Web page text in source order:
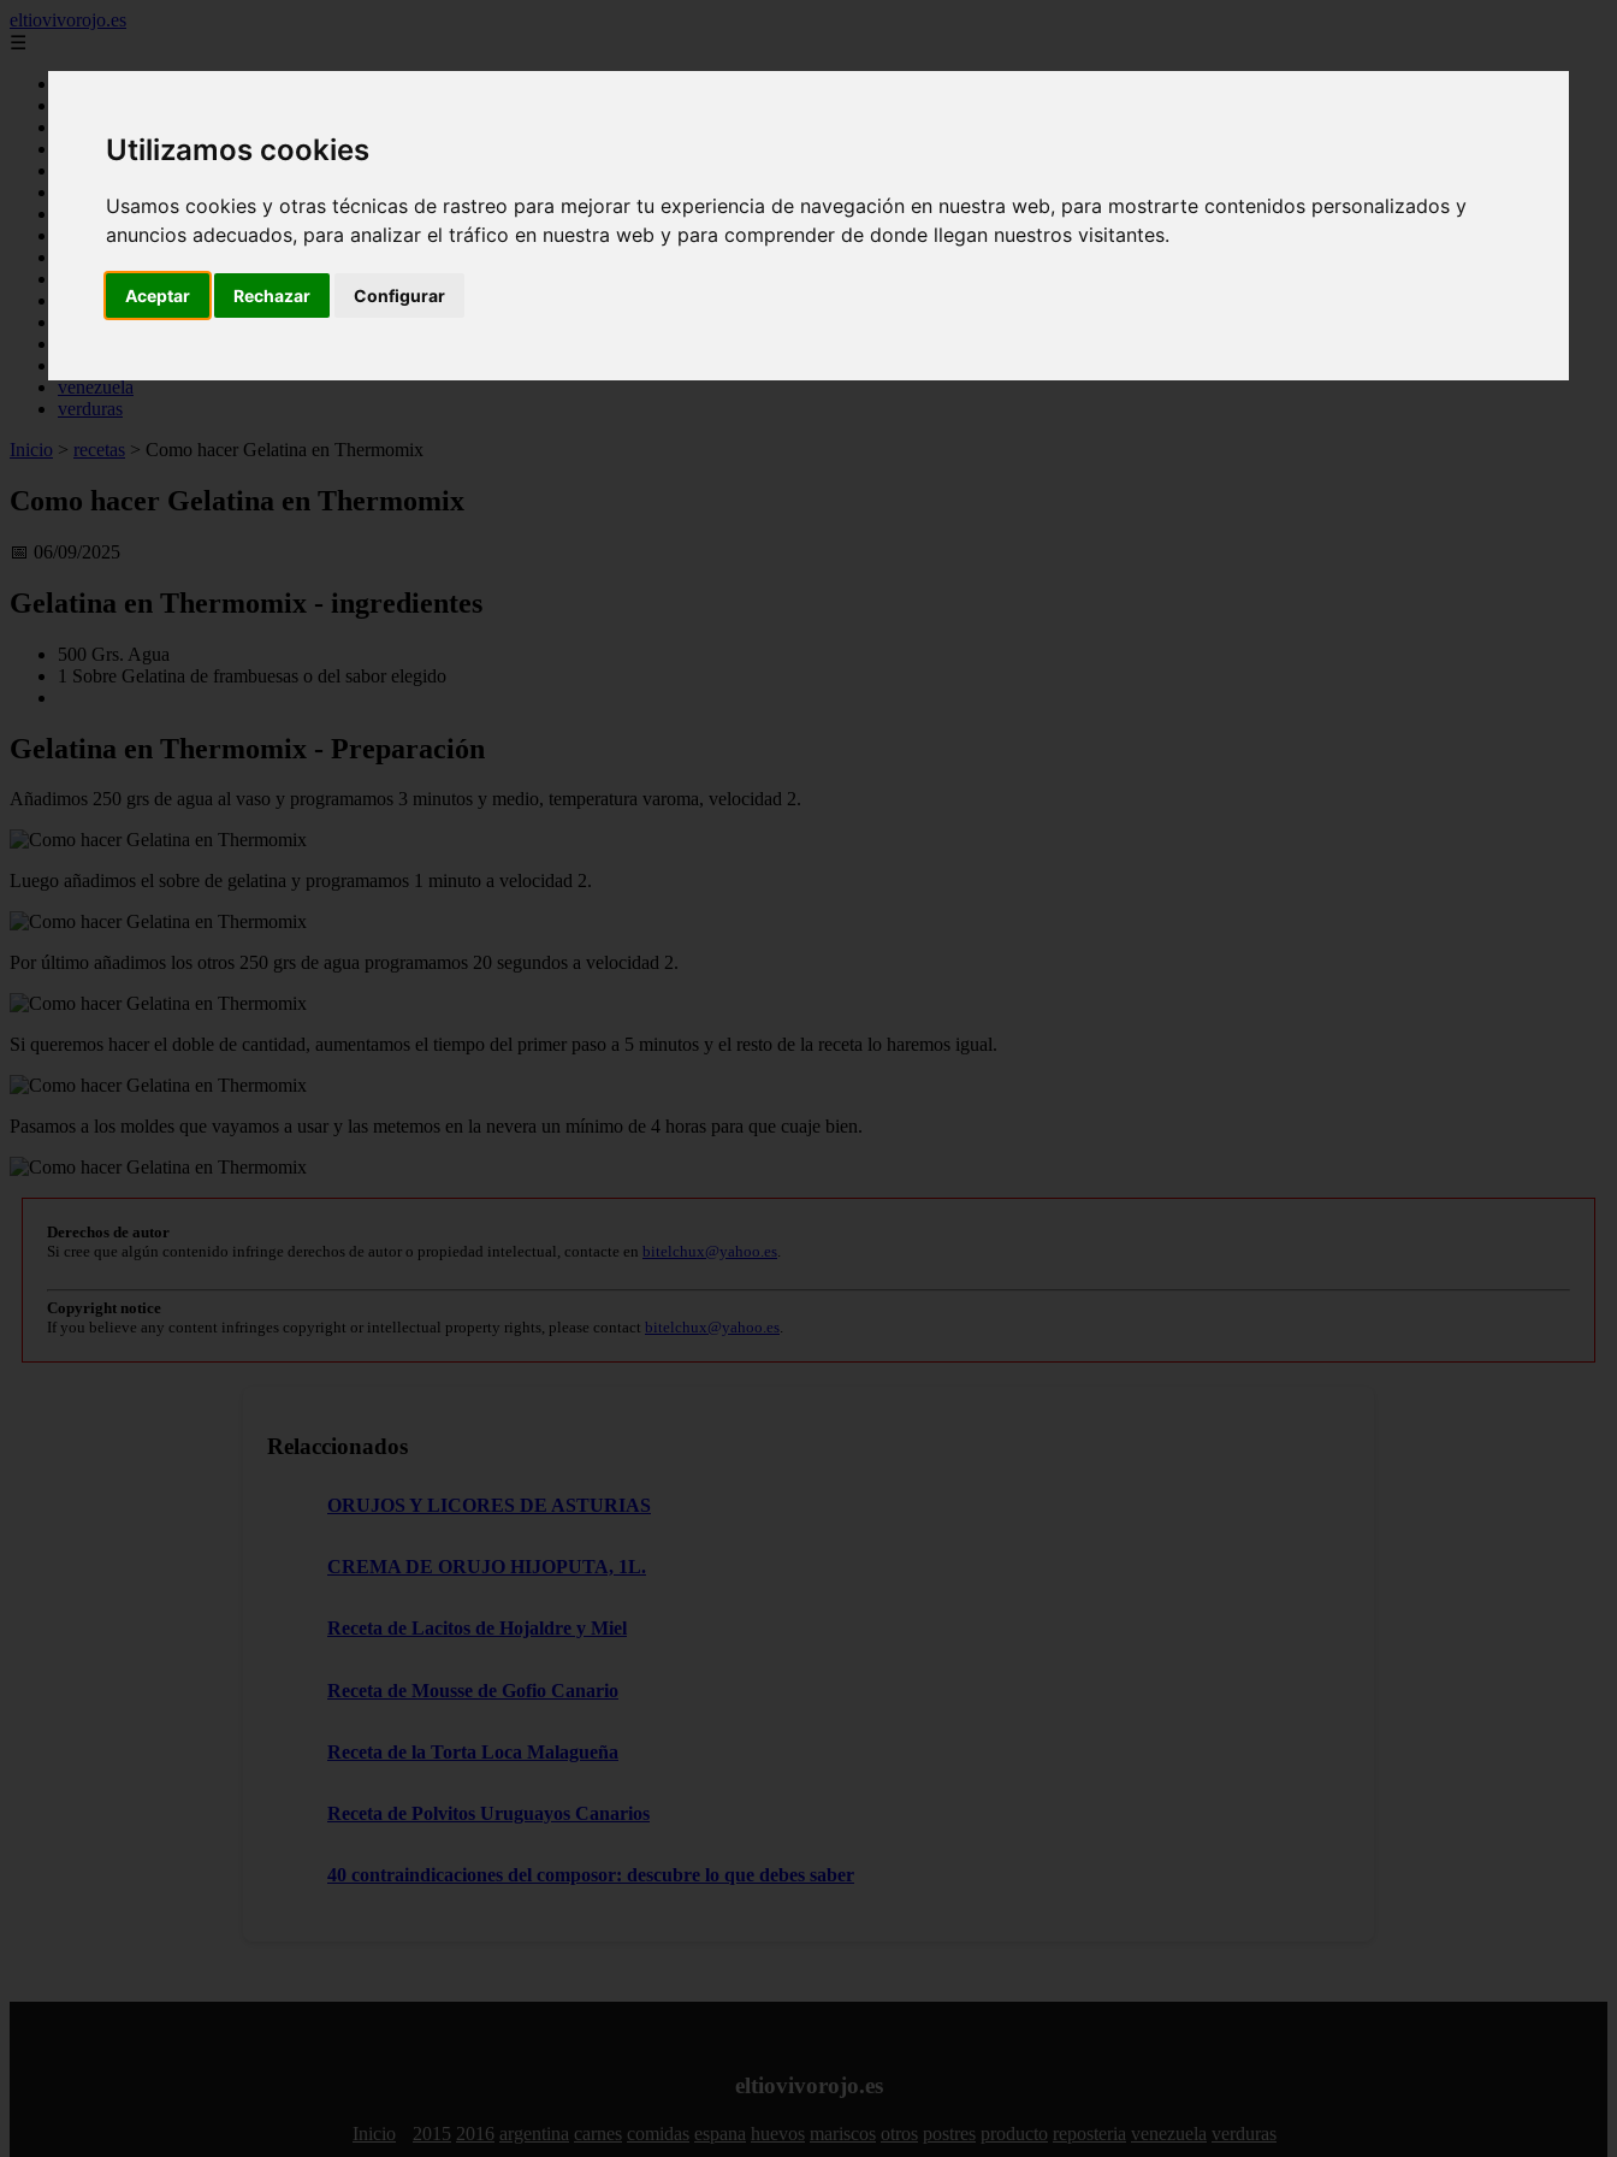
Utilizamos cookies
Usamos cookies y otras técnicas de rastreo para mejorar tu experiencia de navegación en nuestra web, para mostrarte contenidos personalizados y
anuncios adecuados, para analizar el tráfico en nuestra web y para comprender de donde llegan nuestros visitantes.
Aceptar Rechazar Configurar
eltiovivorojo.es
☰
comidas
espana
mariscos
postres
venezuela
verduras
Inicio > recetas > Como hacer Gelatina en Thermomix
Como hacer Gelatina en Thermomix
📅 06/09/2025
Gelatina en Thermomix - ingredientes
500 Grs. Agua
1 Sobre Gelatina de frambuesas o del sabor elegido
Gelatina en Thermomix - Preparación
Añadimos 250 grs de agua al vaso y programamos 3 minutos y medio, temperatura varoma, velocidad 2.
Luego añadimos el sobre de gelatina y programamos 1 minuto a velocidad 2.
Por último añadimos los otros 250 grs de agua programamos 20 segundos a velocidad 2.
Si queremos hacer el doble de cantidad, aumentamos el tiempo del primer paso a 5 minutos y el resto de la receta lo haremos igual.
Pasamos a los moldes que vayamos a usar y las metemos en la nevera un mínimo de 4 horas para que cuaje bien.
Derechos de autor
Si cree que algún contenido infringe derechos de autor o propiedad intelectual, contacte en bitelchux@yahoo.es.
Copyright notice
If you believe any content infringes copyright or intellectual property rights, please contact bitelchux@yahoo.es.
Relaccionados
ORUJOS Y LICORES DE ASTURIAS
CREMA DE ORUJO HIJOPUTA, 1L.
Receta de Lacitos de Hojaldre y Miel
Receta de Mousse de Gofio Canario
Receta de la Torta Loca Malagueña
Receta de Polvitos Uruguayos Canarios
40 contraindicaciones del composor: descubre lo que debes saber
eltiovivorojo.es
Inicio 2015 2016 argentina carnes comidas espana huevos mariscos otros postres producto reposteria venezuela verduras